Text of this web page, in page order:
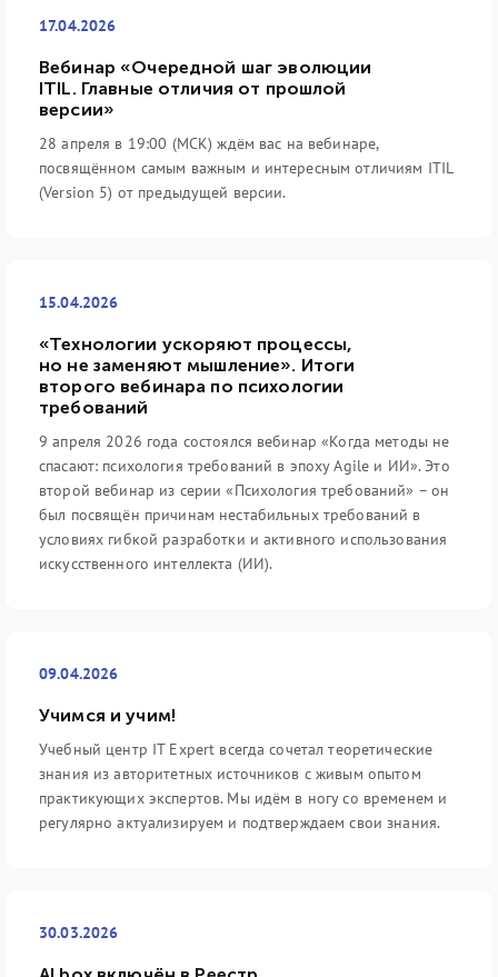
17.04.2026
Вебинар «Очередной шаг эволюции
ITIL. Главные отличия от прошлой
версии»
28 апреля в 19:00 (МСК) ждём вас на вебинаре,
посвящённом самым важным и интересным отличиям ITIL
(Version 5) от предыдущей версии.
15.04.2026
«Технологии ускоряют процессы,
но не заменяют мышление». Итоги
второго вебинара по психологии
требований
9 апреля 2026 года состоялся вебинар «Когда методы не
спасают: психология требований в эпоху Agile и ИИ». Это
второй вебинар из серии «Психология требований» – он
был посвящён причинам нестабильных требований в
условиях гибкой разработки и активного использования
искусственного интеллекта (ИИ).
09.04.2026
Учимся и учим!
Учебный центр IT Expert всегда сочетал теоретические
знания из авторитетных источников с живым опытом
практикующих экспертов. Мы идём в ногу со временем и
регулярно актуализируем и подтверждаем свои знания.
30.03.2026